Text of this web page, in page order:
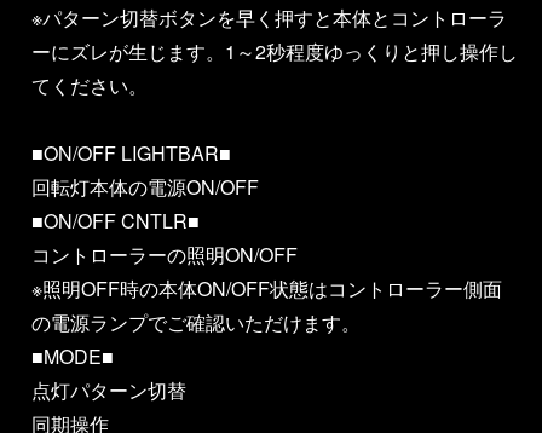
※パターン切替ボタンを早く押すと本体とコントローラ
ーにズレが生じます。1～2秒程度ゆっくりと押し操作し
てください。
■ON/OFF LIGHTBAR■
回転灯本体の電源ON/OFF
■ON/OFF CNTLR■
コントローラーの照明ON/OFF
※照明OFF時の本体ON/OFF状態はコントローラー側面
の電源ランプでご確認いただけます。
■MODE■
点灯パターン切替
同期操作